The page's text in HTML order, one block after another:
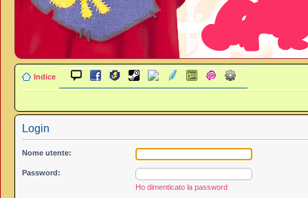
Indice
Login
Nome utente:
Password:
Ho dimenticato la password